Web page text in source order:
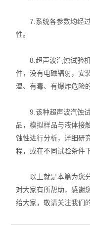
7.系统各参数均经过
性。
8.超声波汽蚀试验机
件，没有电磁辐射，安
温、有毒、有爆炸危险
9.该种超声波汽蚀试
品，模拟样品与液体接
蚀性进行分析，详细研
程，或在不同试验条件
以上就是本篇为您分
对大家有所帮助，感谢
给大家，敬请关注我们